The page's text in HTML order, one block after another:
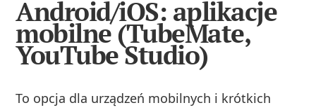
Android/iOS: aplikacje
mobilne (TubeMate,
YouTube Studio)
To opcja dla urządzeń mobilnych i krótkich